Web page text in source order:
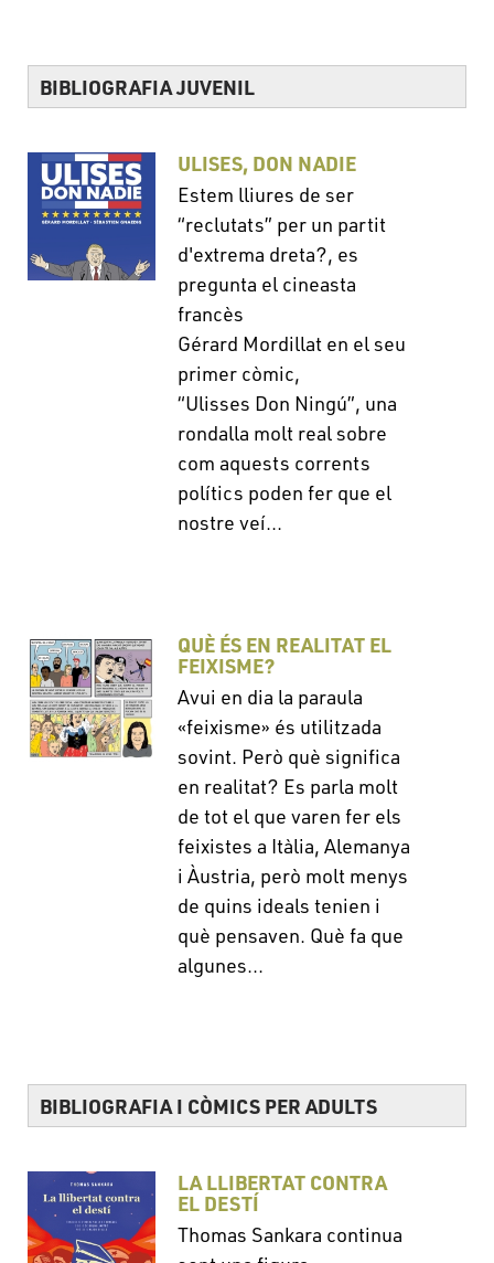
BIBLIOGRAFIA JUVENIL
ULISES, DON NADIE
Estem lliures de ser
“reclutats” per un partit
d'extrema dreta?, es
pregunta el cineasta
francès
Gérard Mordillat en el seu
primer còmic,
“Ulisses Don Ningú”, una
rondalla molt real sobre
com aquests corrents
polítics poden fer que el
nostre veí...
QUÈ ÉS EN REALITAT EL
FEIXISME?
Avui en dia la paraula
«feixisme» és utilitzada
sovint. Però què significa
en realitat? Es parla molt
de tot el que varen fer els
feixistes a Itàlia, Alemanya
i Àustria, però molt menys
de quins ideals tenien i
què pensaven. Què fa que
algunes...
BIBLIOGRAFIA I CÒMICS PER ADULTS
LA LLIBERTAT CONTRA
EL DESTÍ
Thomas Sankara continua